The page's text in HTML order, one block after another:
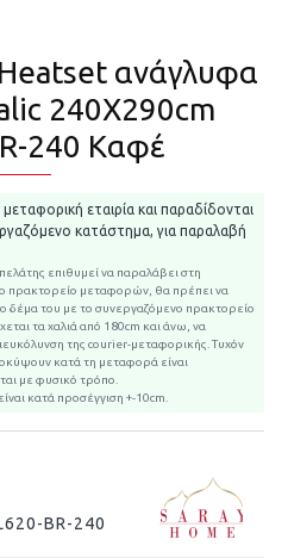
ανάγλυφα
240X290cm
240 Καφέ
εταιρία και παραδίδονται
κατάστημα, για παραλαβή
επιθυμεί να παραλάβει στη
πρακτορείο μεταφορών, θα πρέπει να
δέμα του με το συνεργαζόμενο πρακτορείο
τα χαλιά από 180cm και άνω, να
της courier-μεταφορικής. Τυχόν
κατά τη μεταφορά είναι
με φυσικό τρόπο.
κατά προσέγγιση +-10cm.
BR-240